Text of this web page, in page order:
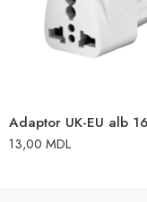
13,00 MDL